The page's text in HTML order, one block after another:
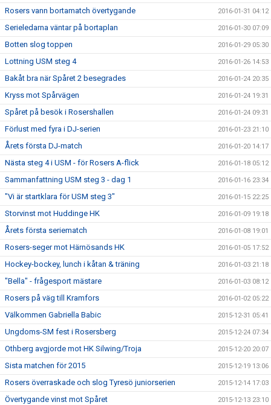
Rosers vann bortamatch övertygande 2016-01-31 04:12
Serieledarna väntar på bortaplan 2016-01-30 07:09
Botten slog toppen 2016-01-29 05:30
Lottning USM steg 4 2016-01-26 14:53
Bakåt bra när Spåret 2 besegrades 2016-01-24 20:35
Kryss mot Spårvägen 2016-01-24 19:31
Spåret på besök i Rosershallen 2016-01-24 09:31
Förlust med fyra i DJ-serien 2016-01-23 21:10
Årets första DJ-match 2016-01-20 14:17
Nästa steg 4 i USM - för Rosers A-flick 2016-01-18 05:12
Sammanfattning USM steg 3 - dag 1 2016-01-16 23:34
"Vi är startklara för USM steg 3" 2016-01-15 22:25
Storvinst mot Huddinge HK 2016-01-09 19:18
Årets första seriematch 2016-01-08 19:01
Rosers-seger mot Härnösands HK 2016-01-05 17:52
Hockey-bockey, lunch i kåtan & träning 2016-01-03 21:18
"Bella" - frågesport mästare 2016-01-03 08:12
Rosers på väg till Kramfors 2016-01-02 05:22
Välkommen Gabriella Babic 2015-12-31 05:41
Ungdoms-SM fest i Rosersberg 2015-12-24 07:34
Othberg avgjorde mot HK Silwing/Troja 2015-12-20 20:07
Sista matchen för 2015 2015-12-19 13:06
Rosers överraskade och slog Tyresö juniorserien 2015-12-14 17:03
Övertygande vinst mot Spåret 2015-12-13 23:10